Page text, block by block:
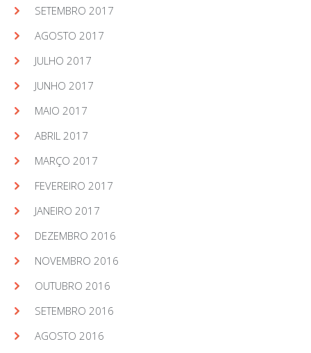
SETEMBRO 2017
AGOSTO 2017
JULHO 2017
JUNHO 2017
MAIO 2017
ABRIL 2017
MARÇO 2017
FEVEREIRO 2017
JANEIRO 2017
DEZEMBRO 2016
NOVEMBRO 2016
OUTUBRO 2016
SETEMBRO 2016
AGOSTO 2016